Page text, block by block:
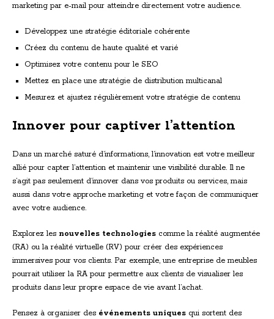
marketing par e-mail pour atteindre directement votre audience.
Développez une stratégie éditoriale cohérente
Créez du contenu de haute qualité et varié
Optimisez votre contenu pour le SEO
Mettez en place une stratégie de distribution multicanal
Mesurez et ajustez régulièrement votre stratégie de contenu
Innover pour captiver l’attention
Dans un marché saturé d’informations, l’innovation est votre meilleur
allié pour capter l’attention et maintenir une visibilité durable. Il ne
s’agit pas seulement d’innover dans vos produits ou services, mais
aussi dans votre approche marketing et votre façon de communiquer
avec votre audience.
Explorez les nouvelles technologies comme la réalité augmentée
(RA) ou la réalité virtuelle (RV) pour créer des expériences
immersives pour vos clients. Par exemple, une entreprise de meubles
pourrait utiliser la RA pour permettre aux clients de visualiser les
produits dans leur propre espace de vie avant l’achat.
Pensez à organiser des événements uniques qui sortent des